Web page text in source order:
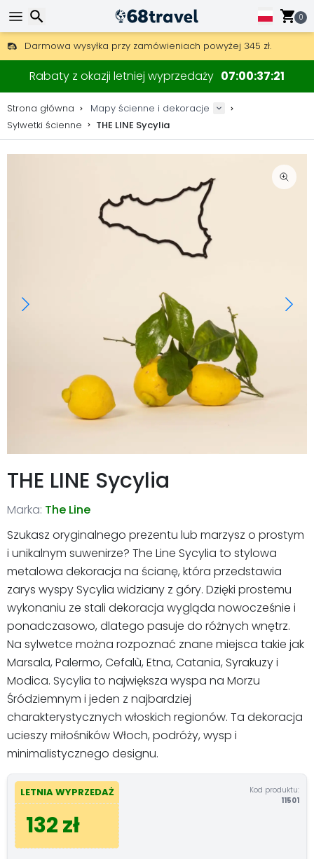
0
Darmowa wysyłka przy zamówieniach powyżej 345 zł.
30 dni na zwrot, 90 dni na drewniane mapy i dekoracje.
Oryginalny producent map i dekoracji.
Rabaty z okazji letniej wyprzedaży 07003720
Strona główna
Mapy ścienne i dekoracje
Sylwetki ścienne
THE LINE Sycylia
THE LINE Sycylia
Marka: The Line
Szukasz oryginalnego prezentu lub marzysz o prostym
i unikalnym suwenirze? The Line Sycylia to stylowa
metalowa dekoracja na ścianę, która przedstawia
zarys wyspy Sycylia widziany z góry. Dzięki prostemu
wykonaniu ze stali dekoracja wygląda nowocześnie i
ponadczasowo, dlatego pasuje do różnych wnętrz.
Na sylwetce można rozpoznać znane miejsca takie jak
Marsala, Palermo, Cefalù, Etna, Catania, Syrakuzy i
Modica. Sycylia to największa wyspa na Morzu
Śródziemnym i jeden z najbardziej
charakterystycznych włoskich regionów. Ta dekoracja
ucieszy miłośników Włoch, podróży, wysp i
minimalistycznego designu.
LETNIA WYPRZEDAŻ
132 zł
Kod produktu:
11501
Wyszukaj
Wyszukaj